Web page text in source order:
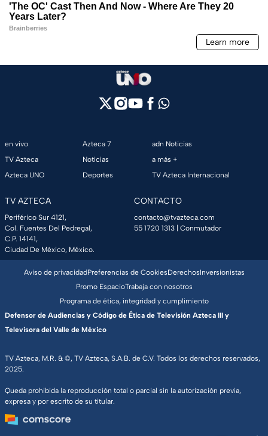
en vivo
TV Azteca
Azteca UNO
Azteca 7
Noticias
Deportes
adn Noticias
a más +
TV Azteca Internacional
TV AZTECA
Periférico Sur 4121,
Col. Fuentes Del Pedregal,
C.P. 14141,
Ciudad De México, México.
CONTACTO
contacto@tvazteca.com
55 1720 1313 | Conmutador
TV Azteca, M.R. & ©, TV Azteca, S.A.B. de C.V. Todos los derechos reservados,
2025.
Queda prohibida la reproducción total o parcial sin la autorización previa,
expresa y por escrito de su titular.
Aviso de privacidadPreferencias de CookiesDerechosInversionistas
Promo EspacioTrabaja con nosotros
Programa de ética, integridad y cumplimiento
Defensor de Audiencias y Código de Ética de Televisión Azteca III y
Televisora del Valle de México